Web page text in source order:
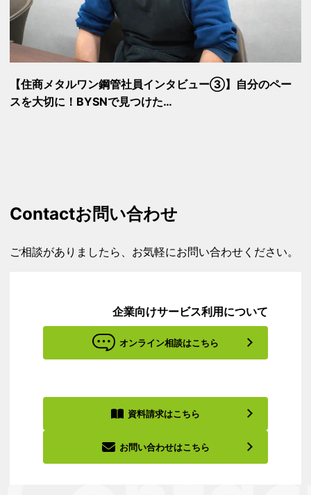
【住商メタルワン鋼管社員インタビュー③】自分のペー
スを大切に！BYSNで見つけた…
Contactお問い合わせ
ご相談がありましたら、お気軽にお問い合わせください。
企業向けサービス利用について
オンライン相談はこちら
資料請求はこちら
お問い合わせはこちら